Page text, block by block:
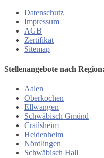
Datenschutz
Impressum
AGB
Zertifikat
Sitemap
Stellenangebote nach Region:
Aalen
Oberkochen
Ellwangen
Schwäbisch Gmünd
Crailsheim
Heidenheim
Nördlingen
Schwäbisch Hall